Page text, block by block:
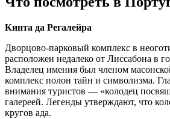
Кинта да Регалейра
Дворцово-парковый комплекс в
расположен недалеко от Лиссабона в
Владелец имения был членом
комплекс полон тайн и символизма.
внимания туристов — «колодец
галереей. Легенды утверждают, что
кругов ада.